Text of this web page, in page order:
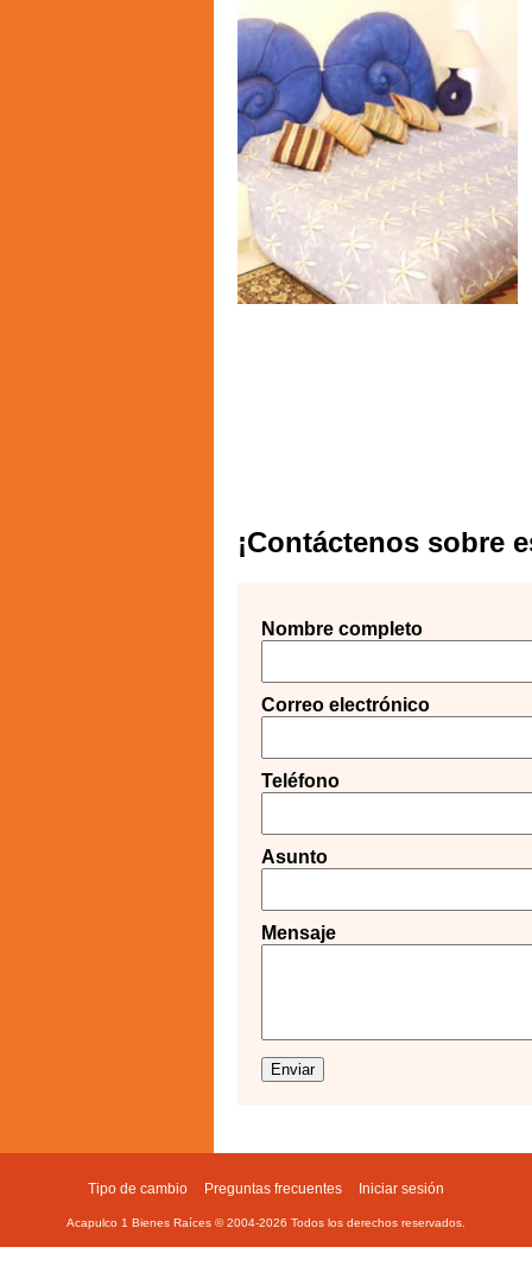
¡Contáctenos sobre
Nombre completo
Correo electrónico
Teléfono
Asunto
Mensaje
Footer
Tipo de cambio Preguntas frecuentes Iniciar sesión
Acapulco 1 Bienes Raíces © 2004-2026 Todos los derechos reservados.